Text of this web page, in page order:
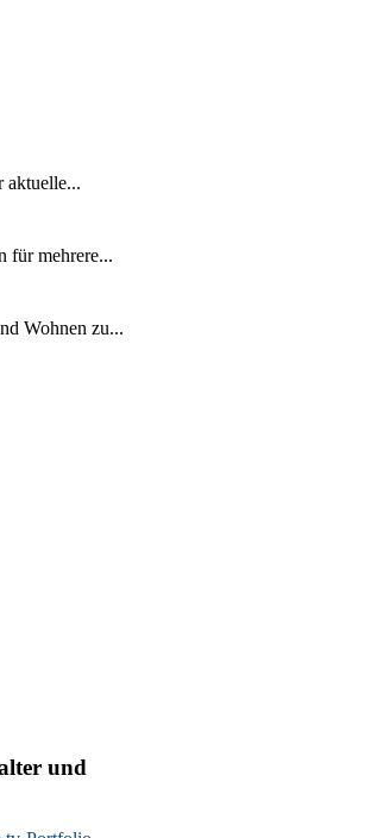
aktuelle...
für mehrere...
Wohnen zu...
und